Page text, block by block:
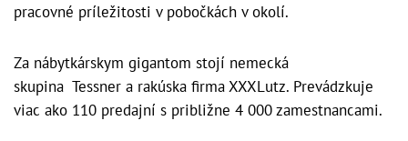
pracovné príležitosti v pobočkách v okolí.
Za nábytkárskym gigantom stojí nemecká
skupina Tessner a rakúska firma XXXLutz. Prevádzkuje
viac ako 110 predajní s približne 4 000 zamestnancami.